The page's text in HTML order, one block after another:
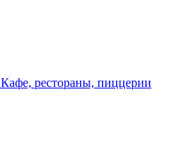
Кафе, рестораны, пиццерии